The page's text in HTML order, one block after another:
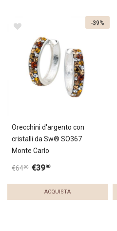
Orecchini d'argento con
cristalli da Sw® SO367
Monte Carlo
€6490 €3990
ACQUISTA
-39%